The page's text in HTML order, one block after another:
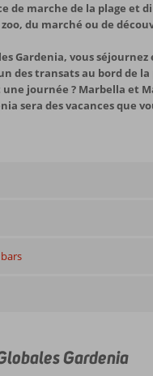
de marche de la plage et
du marché ou de
Gardenia, vous
des transats au bord de
journée ? Marbella et
sera des vacances que
Gardenia